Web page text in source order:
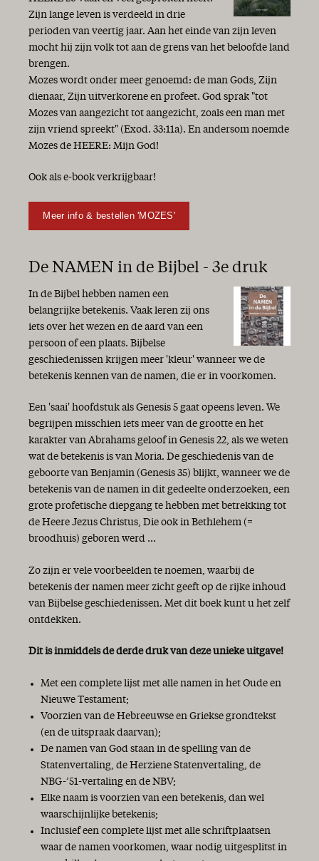
Zijn lange leven is verdeeld in drie
perioden van veertig jaar. Aan het einde van zijn leven
mocht hij zijn volk tot aan de grens van het beloofde land
brengen.
Mozes wordt onder meer genoemd: de man Gods, Zijn
dienaar, Zijn uitverkorene en profeet. God sprak "tot
Mozes van aangezicht tot aangezicht, zoals een man met
zijn vriend spreekt" (Exod. 33:11a). En andersom noemde
Mozes de HEERE: Mijn God!
Ook als e-book verkrijgbaar!
Meer info & bestellen 'MOZES'
De NAMEN in de Bijbel - 3e druk
In de Bijbel hebben namen een
belangrijke betekenis. Vaak leren zij ons
iets over het wezen en de aard van een
persoon of een plaats. Bijbelse
geschiedenissen krijgen meer 'kleur' wanneer we de
betekenis kennen van de namen, die er in voorkomen.
Een 'saai' hoofdstuk als Genesis 5 gaat opeens leven. We
begrijpen misschien iets meer van de grootte en het
karakter van Abrahams geloof in Genesis 22, als we weten
wat de betekenis is van Moria. De geschiedenis van de
geboorte van Benjamin (Genesis 35) blijkt, wanneer we de
betekenis van de namen in dit gedeelte onderzoeken, een
grote profetische diepgang te hebben met betrekking tot
de Heere Jezus Christus, Die ook in Bethlehem (=
broodhuis) geboren werd ...
Zo zijn er vele voorbeelden te noemen, waarbij de
betekenis der namen meer zicht geeft op de rijke inhoud
van Bijbelse geschiedenissen. Met dit boek kunt u het zelf
ontdekken.
Dit is inmiddels de derde druk van deze unieke uitgave!
Met een complete lijst met alle namen in het Oude en
Nieuwe Testament;
Voorzien van de Hebreeuwse en Griekse grondtekst
(en de uitspraak daarvan);
De namen van God staan in de spelling van de
Statenvertaling, de Herziene Statenvertaling, de
NBG-’51-vertaling en de NBV;
Elke naam is voorzien van een betekenis, dan wel
waarschijnlijke betekenis;
Inclusief een complete lijst met alle schriftplaatsen
waar de namen voorkomen, waar nodig uitgesplitst in